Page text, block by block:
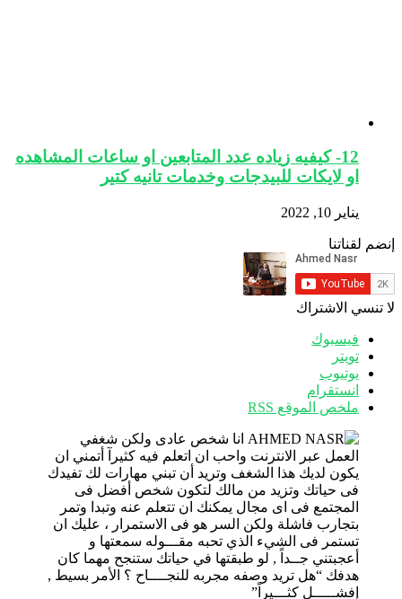
12- كيفيه زياده عدد المتابعين او ساعات المشاهده
او لايكات للبيدجات وخدمات تانيه كتير
يناير 10, 2022
إنضم لقناتنا
لا تنسي الاشتراك
فيسبوك
تويتر
يوتيوب
انستقرام
ملخص الموقع RSS